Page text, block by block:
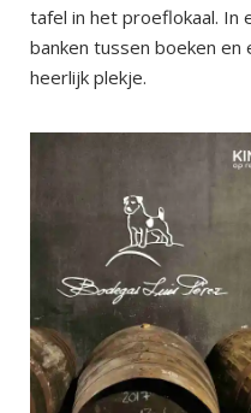
tafel in het proeflokaal. In
banken tussen boeken en
heerlijk plekje.